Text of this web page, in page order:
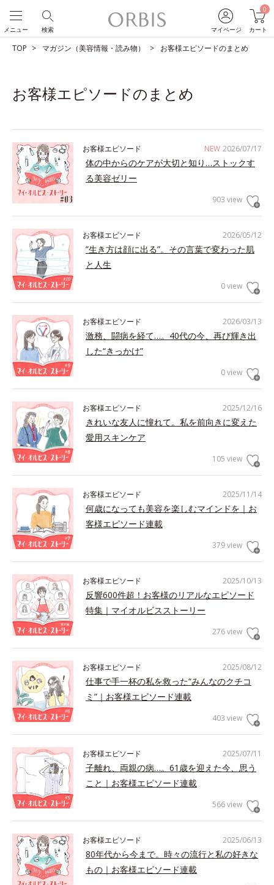
マイページ
0
カート
検索
メニュー
TOP マガジン（美容情報・読み物） お客様エピソードのまとめ
お客様エピソードのまとめ
NEW 2026/07/17
お客様エピソード
体の中からのケアが大切と知り…ストックす
る美容ゼリー
903 view
2026/05/12
お客様エピソード
”生き方は顔に出る”。その言葉で変わった肌
と人生
0 view
2026/03/13
お客様エピソード
激務、闘病を経て…。40代の今、再び輝き出
した“きっかけ”
0 view
2025/12/16
お客様エピソード
きれいな友人に憧れて。私を前向きに変えた
愛用スキンケア
105 view
2025/11/14
お客様エピソード
何歳になっても美容を楽しむマインドを｜お
客様エピソード連載
379 view
2025/10/13
お客様エピソード
反響600件超！お客様のリアルなエピソード
特集｜マイオルビスストーリー
276 view
2025/08/12
お客様エピソード
仕事で手一杯の私を救った“みんなのクチコ
ミ”｜お客様エピソード連載
403 view
2025/07/11
お客様エピソード
子離れ、両親の病…。61歳を迎えた今、思う
こと｜お客様エピソード連載
566 view
2025/06/13
お客様エピソード
80年代から今まで。時々の流行と私の好きな
もの｜お客様エピソード連載